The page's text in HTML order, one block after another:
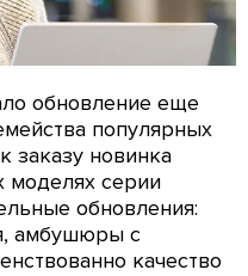
обновление еще
популярных
заказу новинка
моделях серии
обновления:
амбушюры с
качество